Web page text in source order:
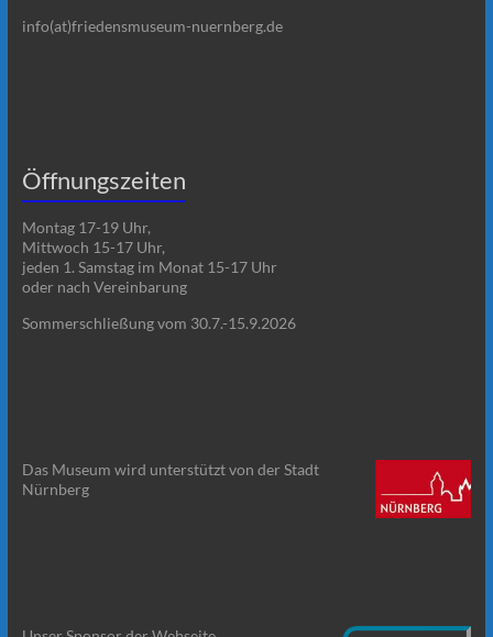
info(at)friedensmuseum-nuernberg.de
Öffnungszeiten
Montag 17-19 Uhr,
Mittwoch 15-17 Uhr,
jeden 1. Samstag im Monat 15-17 Uhr
oder nach Vereinbarung
Sommerschließung vom 30.7.-15.9.2026
Das Museum wird unterstützt von der Stadt
Nürnberg